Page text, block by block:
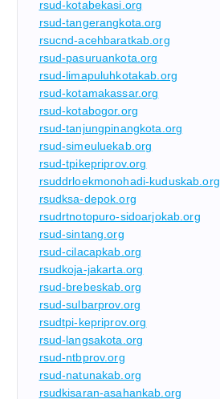
rsud-kotabekasi.org
rsud-tangerangkota.org
rsucnd-acehbaratkab.org
rsud-pasuruankota.org
rsud-limapuluhkotakab.org
rsud-kotamakassar.org
rsud-kotabogor.org
rsud-tanjungpinangkota.org
rsud-simeuluekab.org
rsud-tpikepriprov.org
rsuddrloekmonohadi-kuduskab.org
rsudksa-depok.org
rsudrtnotopuro-sidoarjokab.org
rsud-sintang.org
rsud-cilacapkab.org
rsudkoja-jakarta.org
rsud-brebeskab.org
rsud-sulbarprov.org
rsudtpi-kepriprov.org
rsud-langsakota.org
rsud-ntbprov.org
rsud-natunakab.org
rsudkisaran-asahankab.org